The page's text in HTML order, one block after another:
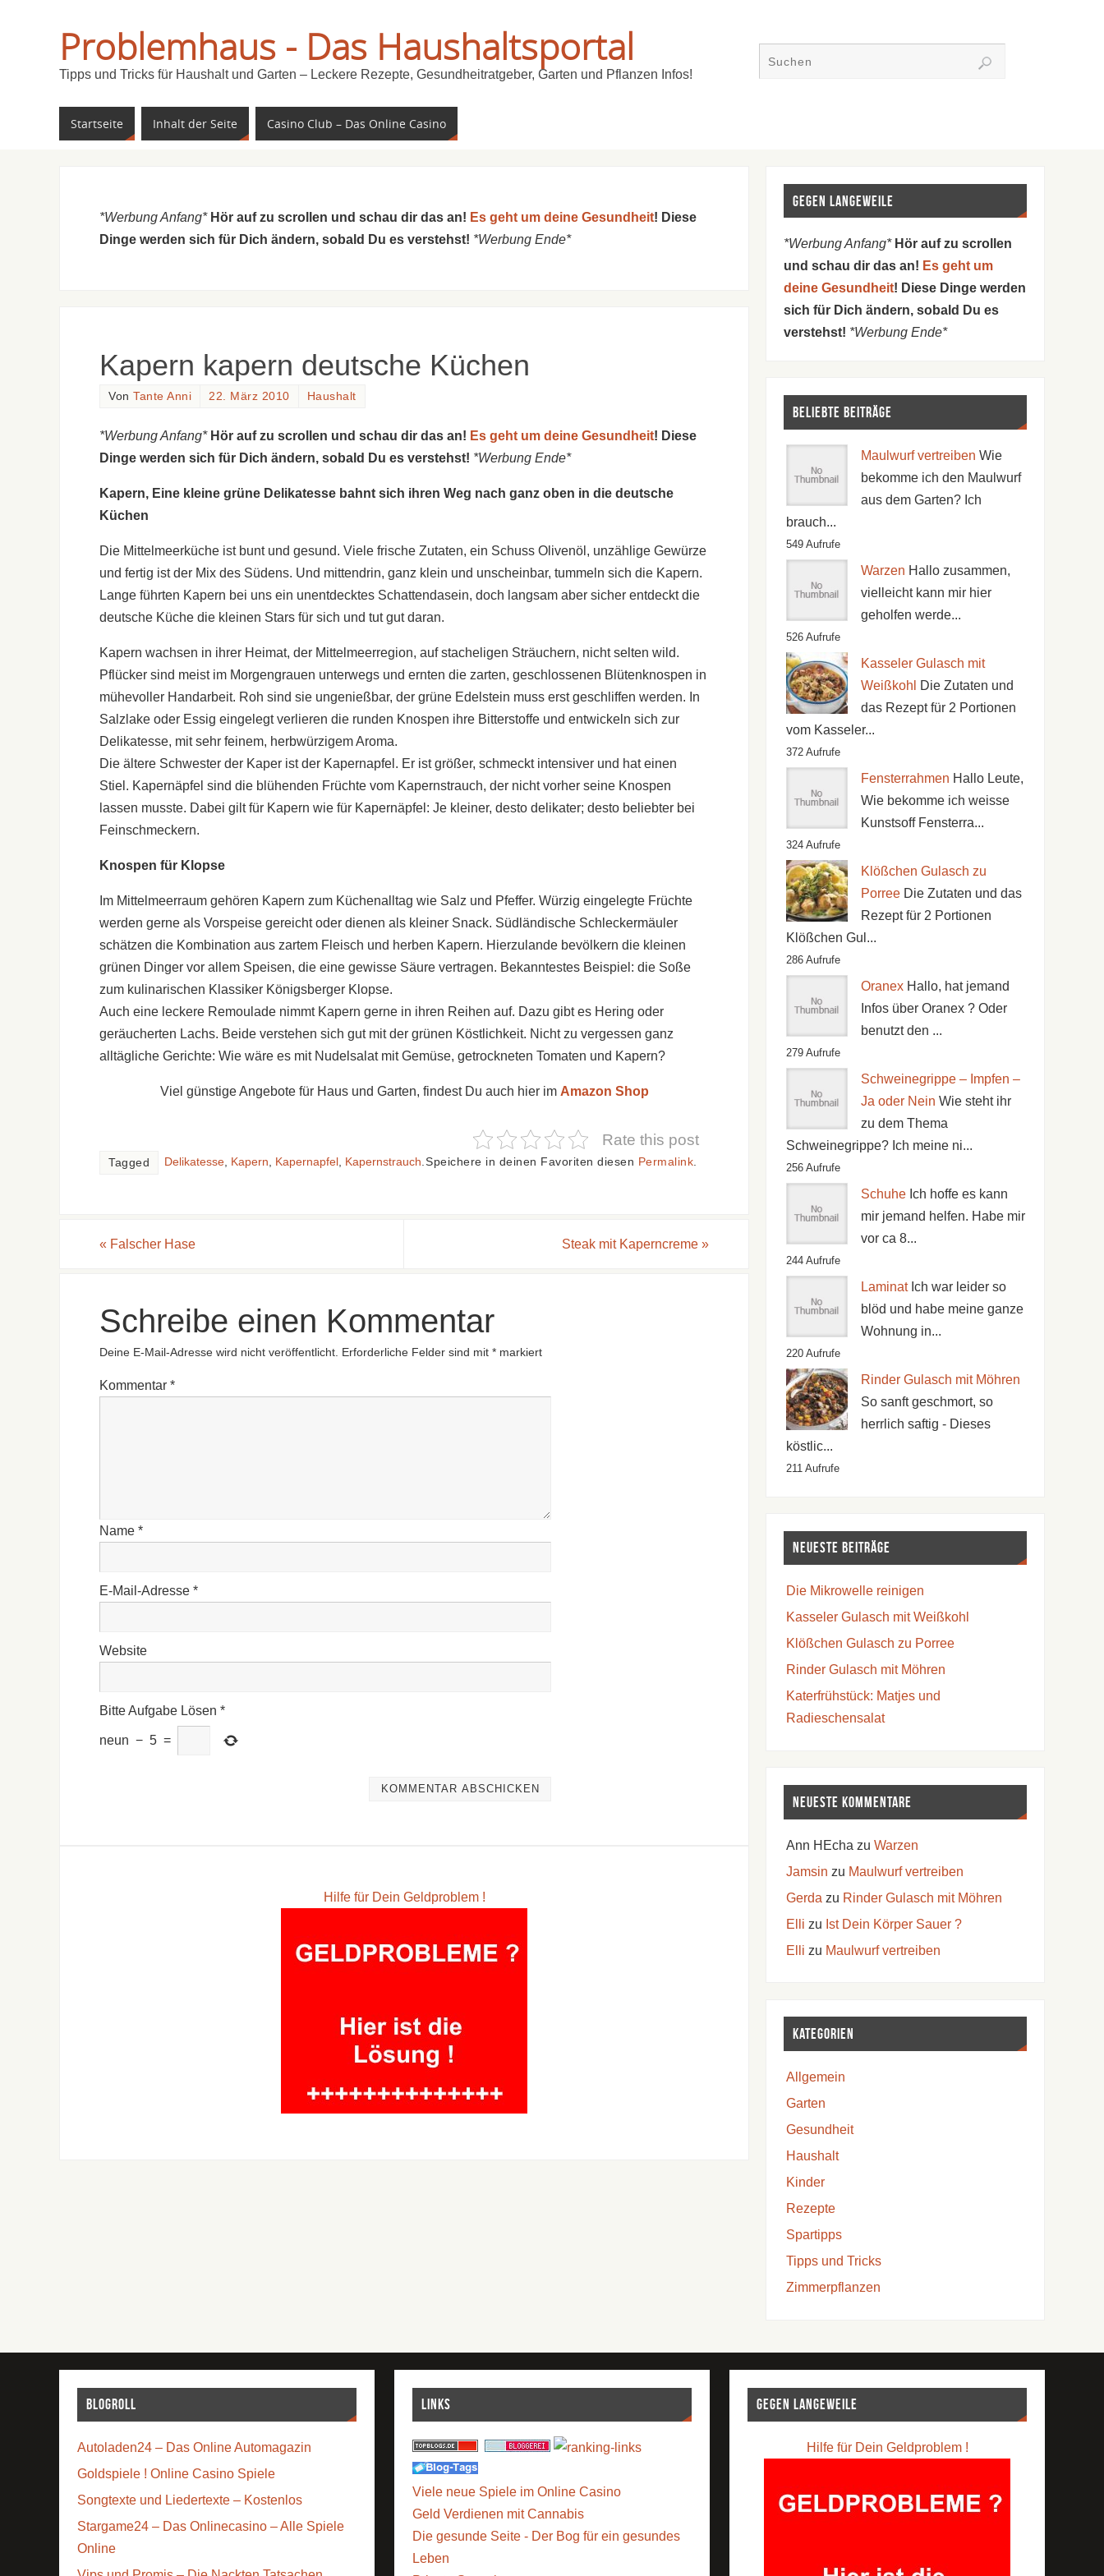
Problemhaus - Das Haushaltsportal
Tipps und Tricks für Haushalt und Garten – Leckere Rezepte, Gesundheitratgeber, Garten und Pflanzen Infos!
Startseite Inhalt der Seite Casino Club – Das Online Casino
*Werbung Anfang* Hör auf zu scrollen und schau dir das an! Es geht um deine Gesundheit! Diese
Dinge werden sich für Dich ändern, sobald Du es verstehst! *Werbung Ende*
Kapern kapern deutsche Küchen
Von Tante Anni 22. März 2010 Haushalt
*Werbung Anfang* Hör auf zu scrollen und schau dir das an! Es geht um deine Gesundheit! Diese
Dinge werden sich für Dich ändern, sobald Du es verstehst! *Werbung Ende*
Kapern, Eine kleine grüne Delikatesse bahnt sich ihren Weg nach ganz oben in die deutsche
Küchen
Die Mittelmeerküche ist bunt und gesund. Viele frische Zutaten, ein Schuss Olivenöl, unzählige Gewürze
und fertig ist der Mix des Südens. Und mittendrin, ganz klein und unscheinbar, tummeln sich die Kapern.
Lange führten Kapern bei uns ein unentdecktes Schattendasein, doch langsam aber sicher entdeckt die
deutsche Küche die kleinen Stars für sich und tut gut daran.
Kapern wachsen in ihrer Heimat, der Mittelmeerregion, auf stacheligen Sträuchern, nicht selten wild.
Pflücker sind meist im Morgengrauen unterwegs und ernten die zarten, geschlossenen Blütenknospen in
mühevoller Handarbeit. Roh sind sie ungenießbar, der grüne Edelstein muss erst geschliffen werden. In
Salzlake oder Essig eingelegt verlieren die runden Knospen ihre Bitterstoffe und entwickeln sich zur
Delikatesse, mit sehr feinem, herbwürzigem Aroma.
Die ältere Schwester der Kaper ist der Kapernapfel. Er ist größer, schmeckt intensiver und hat einen
Stiel. Kapernäpfel sind die blühenden Früchte vom Kapernstrauch, der nicht vorher seine Knospen
lassen musste. Dabei gilt für Kapern wie für Kapernäpfel: Je kleiner, desto delikater; desto beliebter bei
Feinschmeckern.
Knospen für Klopse
Im Mittelmeerraum gehören Kapern zum Küchenalltag wie Salz und Pfeffer. Würzig eingelegte Früchte
werden gerne als Vorspeise gereicht oder dienen als kleiner Snack. Südländische Schleckermäuler
schätzen die Kombination aus zartem Fleisch und herben Kapern. Hierzulande bevölkern die kleinen
grünen Dinger vor allem Speisen, die eine gewisse Säure vertragen. Bekanntestes Beispiel: die Soße
zum kulinarischen Klassiker Königsberger Klopse.
Auch eine leckere Remoulade nimmt Kapern gerne in ihren Reihen auf. Dazu gibt es Hering oder
geräucherten Lachs. Beide verstehen sich gut mit der grünen Köstlichkeit. Nicht zu vergessen ganz
alltägliche Gerichte: Wie wäre es mit Nudelsalat mit Gemüse, getrockneten Tomaten und Kapern?
Viel günstige Angebote für Haus und Garten, findest Du auch hier im Amazon Shop
Rate this post
Tagged Delikatesse Kapern Kapernapfel Kapernstrauch Speichere in deinen Favoriten diesen Permalink
« Falscher Hase Steak mit Kaperncreme »
Schreibe einen Kommentar
Deine E-Mail-Adresse wird nicht veröffentlicht. Erforderliche Felder sind mit * markiert
Kommentar *
Name *
E-Mail-Adresse *
Website
Bitte Aufgabe Lösen *
neun − 5 =
Hilfe für Dein Geldproblem !
Gegen Langeweile
*Werbung Anfang* Hör auf zu scrollen
und schau dir das an! Es geht um
deine Gesundheit! Diese Dinge werden
sich für Dich ändern, sobald Du es
verstehst! *Werbung Ende*
Beliebte Beiträge
Maulwurf vertreiben Wie
bekomme ich den Maulwurf
aus dem Garten? Ich
brauch...
549 Aufrufe
Warzen Hallo zusammen,
vielleicht kann mir hier
geholfen werde...
526 Aufrufe
Kasseler Gulasch mit
Weißkohl
Die Zutaten und
das Rezept für 2 Portionen
vom Kasseler...
372 Aufrufe
Fensterrahmen Hallo Leute,
Wie bekomme ich weisse
Kunstsoff Fensterra...
324 Aufrufe
Klößchen Gulasch zu
Porree Die Zutaten und das
Rezept für 2 Portionen
Klößchen Gul...
286 Aufrufe
Oranex Hallo, hat jemand
Infos über Oranex ? Oder
benutzt den ...
279 Aufrufe
Schweinegrippe – Impfen –
Ja oder Nein Wie steht ihr
zu dem Thema
Schweinegrippe? Ich meine ni...
256 Aufrufe
Schuhe Ich hoffe es kann
mir jemand helfen. Habe mir
vor ca 8...
244 Aufrufe
Laminat Ich war leider so
blöd und habe meine ganze
Wohnung in...
220 Aufrufe
Rinder Gulasch mit Möhren
So sanft geschmort, so
herrlich saftig - Dieses
köstlic...
211 Aufrufe
Neueste Beiträge
Die Mikrowelle reinigen
Kasseler Gulasch mit Weißkohl
Klößchen Gulasch zu Porree
Rinder Gulasch mit Möhren
Katerfrühstück: Matjes und
Radieschensalat
Neueste Kommentare
Ann HEcha zu Warzen
Jamsin zu Maulwurf vertreiben
Gerda zu Rinder Gulasch mit Möhren
Elli zu Ist Dein Körper Sauer ?
Elli zu Maulwurf vertreiben
Kategorien
Allgemein
Garten
Gesundheit
Haushalt
Kinder
Rezepte
Spartipps
Tipps und Tricks
Zimmerpflanzen
Blogroll
Autoladen24 – Das Online Automagazin
Goldspiele ! Online Casino Spiele
Songtexte und Liedertexte – Kostenlos
Stargame24 – Das Onlinecasino – Alle Spiele
Online
Links
Viele neue Spiele im Online Casino
Geld Verdienen mit Cannabis
Die gesunde Seite - Der Bog für ein gesundes
Leben
Gegen Langeweile
Hilfe für Dein Geldproblem !